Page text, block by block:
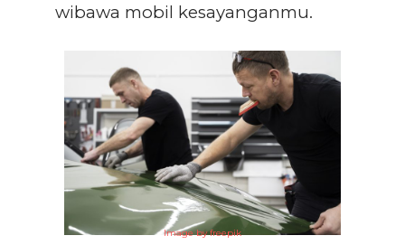
wibawa mobil kesayanganmu.
Image by freepik